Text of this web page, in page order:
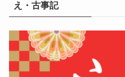
え・古事記